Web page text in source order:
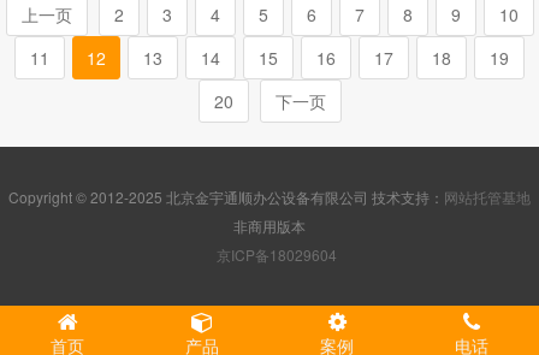
上一页 2 3 4 5 6 7 8 9
10
11
12 13 14 15 16 17 18
19
20
下一页
Copyright © 2012-2025 北京金宇通顺办公设备有限公司 技术支持： 网站托管基地
非商用版本
京ICP备18029604
首页 产品 案例 电话